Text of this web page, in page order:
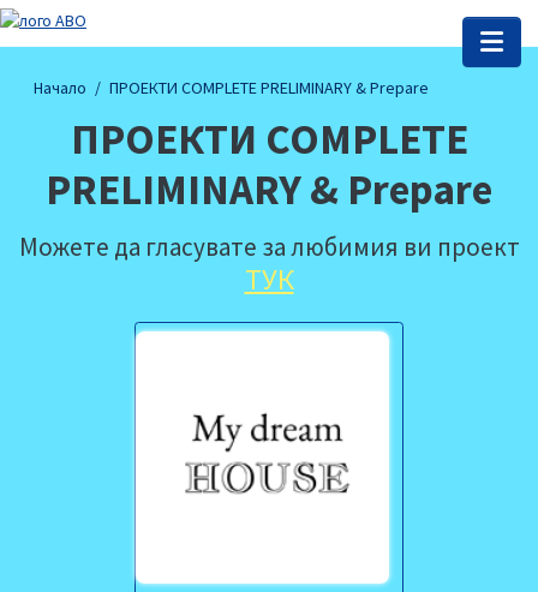
Начало ПРОЕКТИ COMPLETE PRELIMINARY & Prepare
ПРОЕКТИ COMPLETE
PRELIMINARY & Prepare
Можете да гласувате за любимия ви проект
ТУК